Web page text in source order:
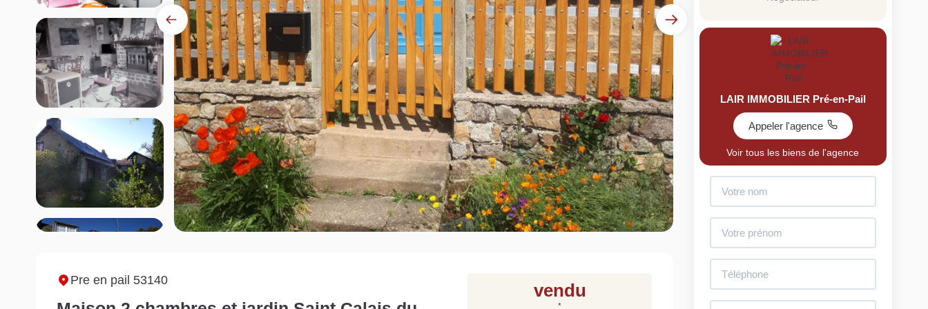
Gratuit
Estimez votre bien en ligne.
Rapide et gratuit, recevez votre estimation en
quelques clics.
Estimer mon bien maintenant
Pre en pail 53140 vendu
*
LAIR IMMOBILIER Pré-en-Pail
Appeler l'agence
Voir tous les biens de l'agence